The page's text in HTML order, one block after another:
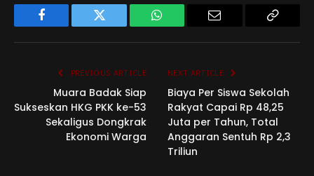
Facebook Twitter WhatsApp Email
Copy
PREVIOUS ARTICLE
Muara Badak Siap
Sukseskan HKG PKK ke-53
Sekaligus Dongkrak
Ekonomi Warga
NEXT ARTICLE
Biaya Per Siswa Sekolah
Rakyat Capai Rp 48,25
Juta per Tahun, Total
Anggaran Sentuh Rp 2,3
Triliun